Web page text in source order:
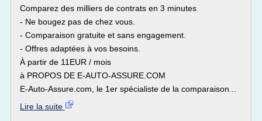
Comparez des milliers de contrats en 3 minutes
- Ne bougez pas de chez vous.
- Comparaison gratuite et sans engagement.
- Offres adaptées à vos besoins.
À partir de 11EUR / mois
à PROPOS DE E-AUTO-ASSURE.COM
E-Auto-Assure.com, le 1er spécialiste de la comparaison...
Lire la suite